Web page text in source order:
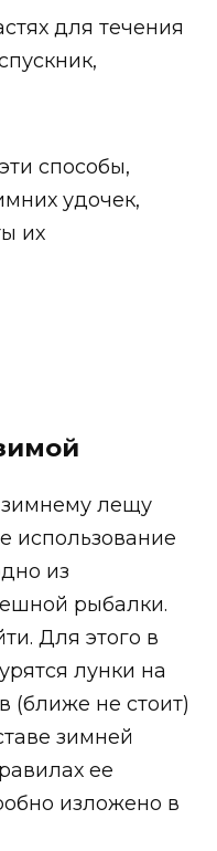
для течения
способы,
удочек,
их
зимнему лещу
использование
из
рыбалки.
Для этого в
лунки на
(ближе не стоит)
зимней
ее
изложено в